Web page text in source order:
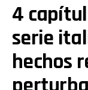
4
serie
hechos